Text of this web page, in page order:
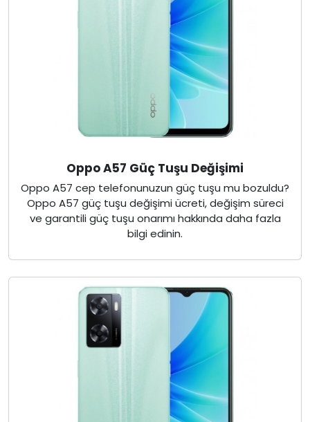
Oppo A57 Güç Tuşu Değişimi
Oppo A57 cep telefonunuzun güç tuşu mu bozuldu?
Oppo A57 güç tuşu değişimi ücreti, değişim süreci
ve garantili güç tuşu onarımı hakkında daha fazla
bilgi edinin.